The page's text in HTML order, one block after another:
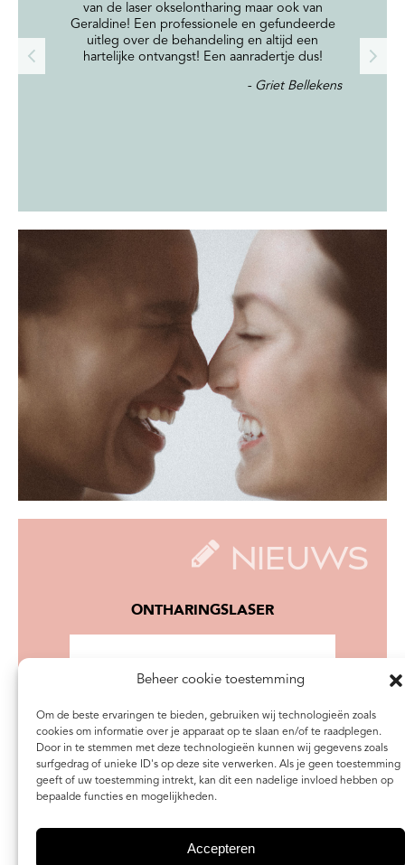
Beheer cookie toestemming
Om de beste ervaringen te bieden, gebruiken wij technologieën zoals
cookies om informatie over je apparaat op te slaan en/of te raadplegen.
Door in te stemmen met deze technologieën kunnen wij gegevens zoals
surfgedrag of unieke ID's op deze site verwerken. Als je geen toestemming
geeft of uw toestemming intrekt, kan dit een nadelige invloed hebben op
bepaalde functies en mogelijkheden.
Accepteren
van de laser okselontharing maar ook van
Geraldine! Een professionele en gefundeerde
uitleg over de behandeling en altijd een
hartelijke ontvangst! Een aanradertje dus!
Griet Bellekens
NIEUWS
ONTHARINGSLASER